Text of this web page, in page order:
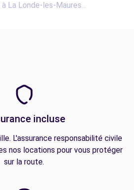
La Londe-les-Maures...
incluse
L'assurance responsabilité civile
nos locations pour vous protéger
sur la route.